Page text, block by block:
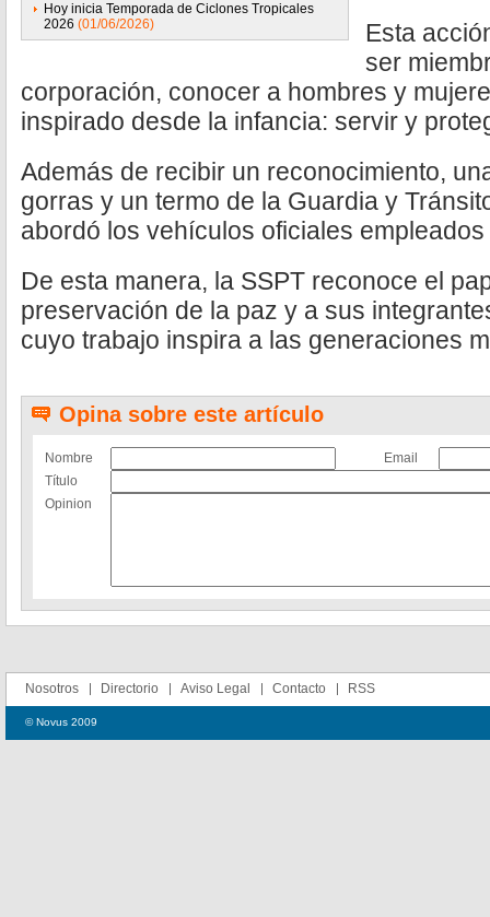
Hoy inicia Temporada de Ciclones Tropicales
2026 (01/06/2026)
Esta
ser
corporación, conocer a hombres y
inspirado desde la infancia: servir y
Además de recibir un reconocimiento,
gorras y un termo de la Guardia y
abordó los vehículos oficiales
De esta manera, la SSPT reconoce el
preservación de la paz y a sus
cuyo trabajo inspira a las generaciones
Opina sobre este artículo
Nombre
Email
Título
Opinion
Nosotros Directorio Aviso Legal Contacto RSS
© Novus 2009